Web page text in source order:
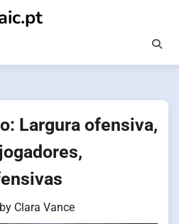
Largura ofensiva,
by Clara Vance